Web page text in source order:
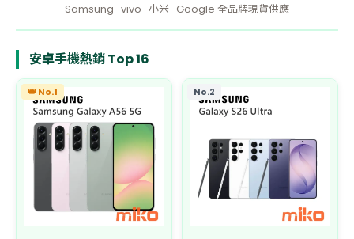
Samsung · vivo · 小米 · Google 全品牌現貨供應
安卓手機熱銷 Top 16
👑 No.1 No.2